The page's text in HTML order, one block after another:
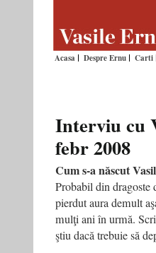
Acasa Despre Ernu Carti
Interviu cu
febr 2008
Cum s-a născut
Probabil din dragoste
pierdut aura demult
mulţi ani în urmă.
ştiu dacă trebuie să